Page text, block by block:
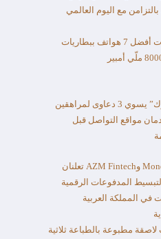
مع اليوم العالمي
ترشيحات أفضل 7 هواتف ببطاريات
“تيك توك” يسوي 3 دعاوى لمراهقين
مواقع التواصل قبل
MoneyHash وAZM Fintech تعلنان
المدفوعات الرقمية
في المملكة العربية
مطبوعة بالطباعة ثلاثية